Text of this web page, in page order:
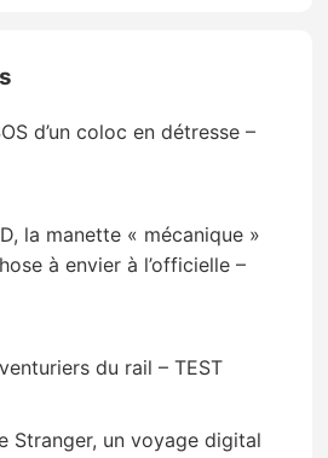
d’un coloc en détresse –
la manette « mécanique »
à envier à l’officielle –
du rail – TEST
Stranger, un voyage digital